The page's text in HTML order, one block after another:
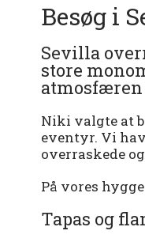
Besøg i
Sevilla
store
Niki valgte at
eventyr. Vi
overraskede
På vores
Tapas og